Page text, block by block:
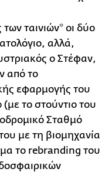
ταινιών* οι δύο
αλλά,
ο Στέφαν,
από το
εφαρμογής του
το στούντιο του
Σταθμό
με τη βιομηχανία
το rebranding του